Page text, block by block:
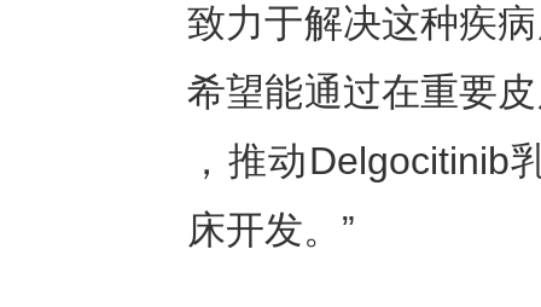
致力于解决这种疾
希望能通过在重要
，推动
床开发。”